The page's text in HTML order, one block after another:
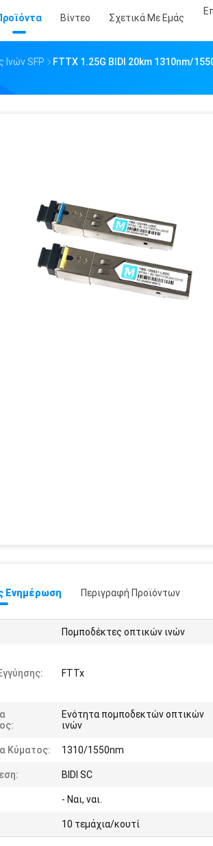
Βίντεο Σχετικά Με Εμάς
SFP
FTTX 1.25G BIDI 20km 1310nm/
Ενημέρωση Περιγραφή Προϊόντων
Πομποδέκτες οπτικών ινών
FTTx
Ενότητα πομποδεκτών οπτικών
ινών
Κύματος: 1310/1550nm
BIDI SC
- Ναι, ναι.
10 τεμάχια/κουτί